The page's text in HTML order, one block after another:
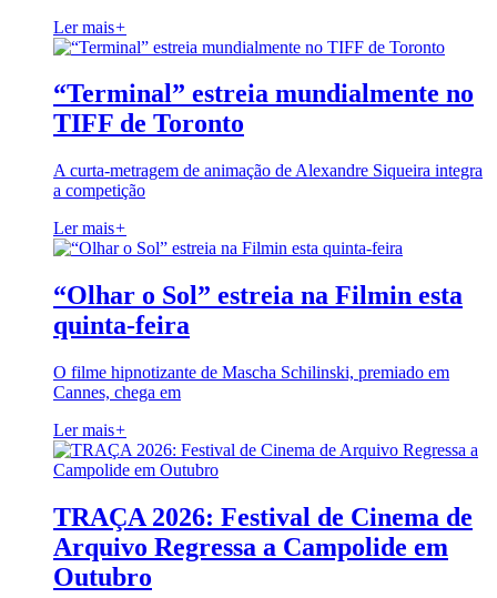
Ler mais+
“Terminal” estreia mundialmente no
TIFF de Toronto
A curta-metragem de animação de Alexandre Siqueira integra
a competição
Ler mais+
“Olhar o Sol” estreia na Filmin esta
quinta-feira
O filme hipnotizante de Mascha Schilinski, premiado em
Cannes, chega em
Ler mais+
TRAÇA 2026: Festival de Cinema de
Arquivo Regressa a Campolide em
Outubro